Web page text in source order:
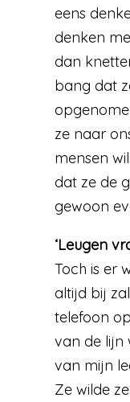
eens
denken
dan
bang dat
ze naar
mensen
dat ze de
gewoon
‘Leugen
Toch is er
altijd bij
telefoon
van de lijn
van mijn
Ze wilde